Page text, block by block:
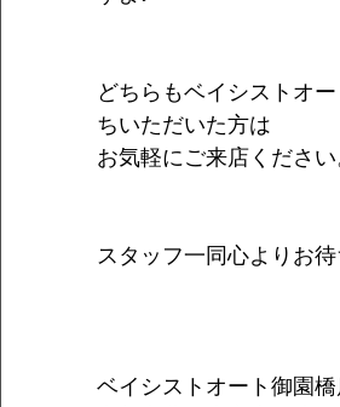
どちらもベイシストオ
ちいただいた方は
お気軽にご来店ください
スタッフ一同心よりお待
ベイシストオート御園橋